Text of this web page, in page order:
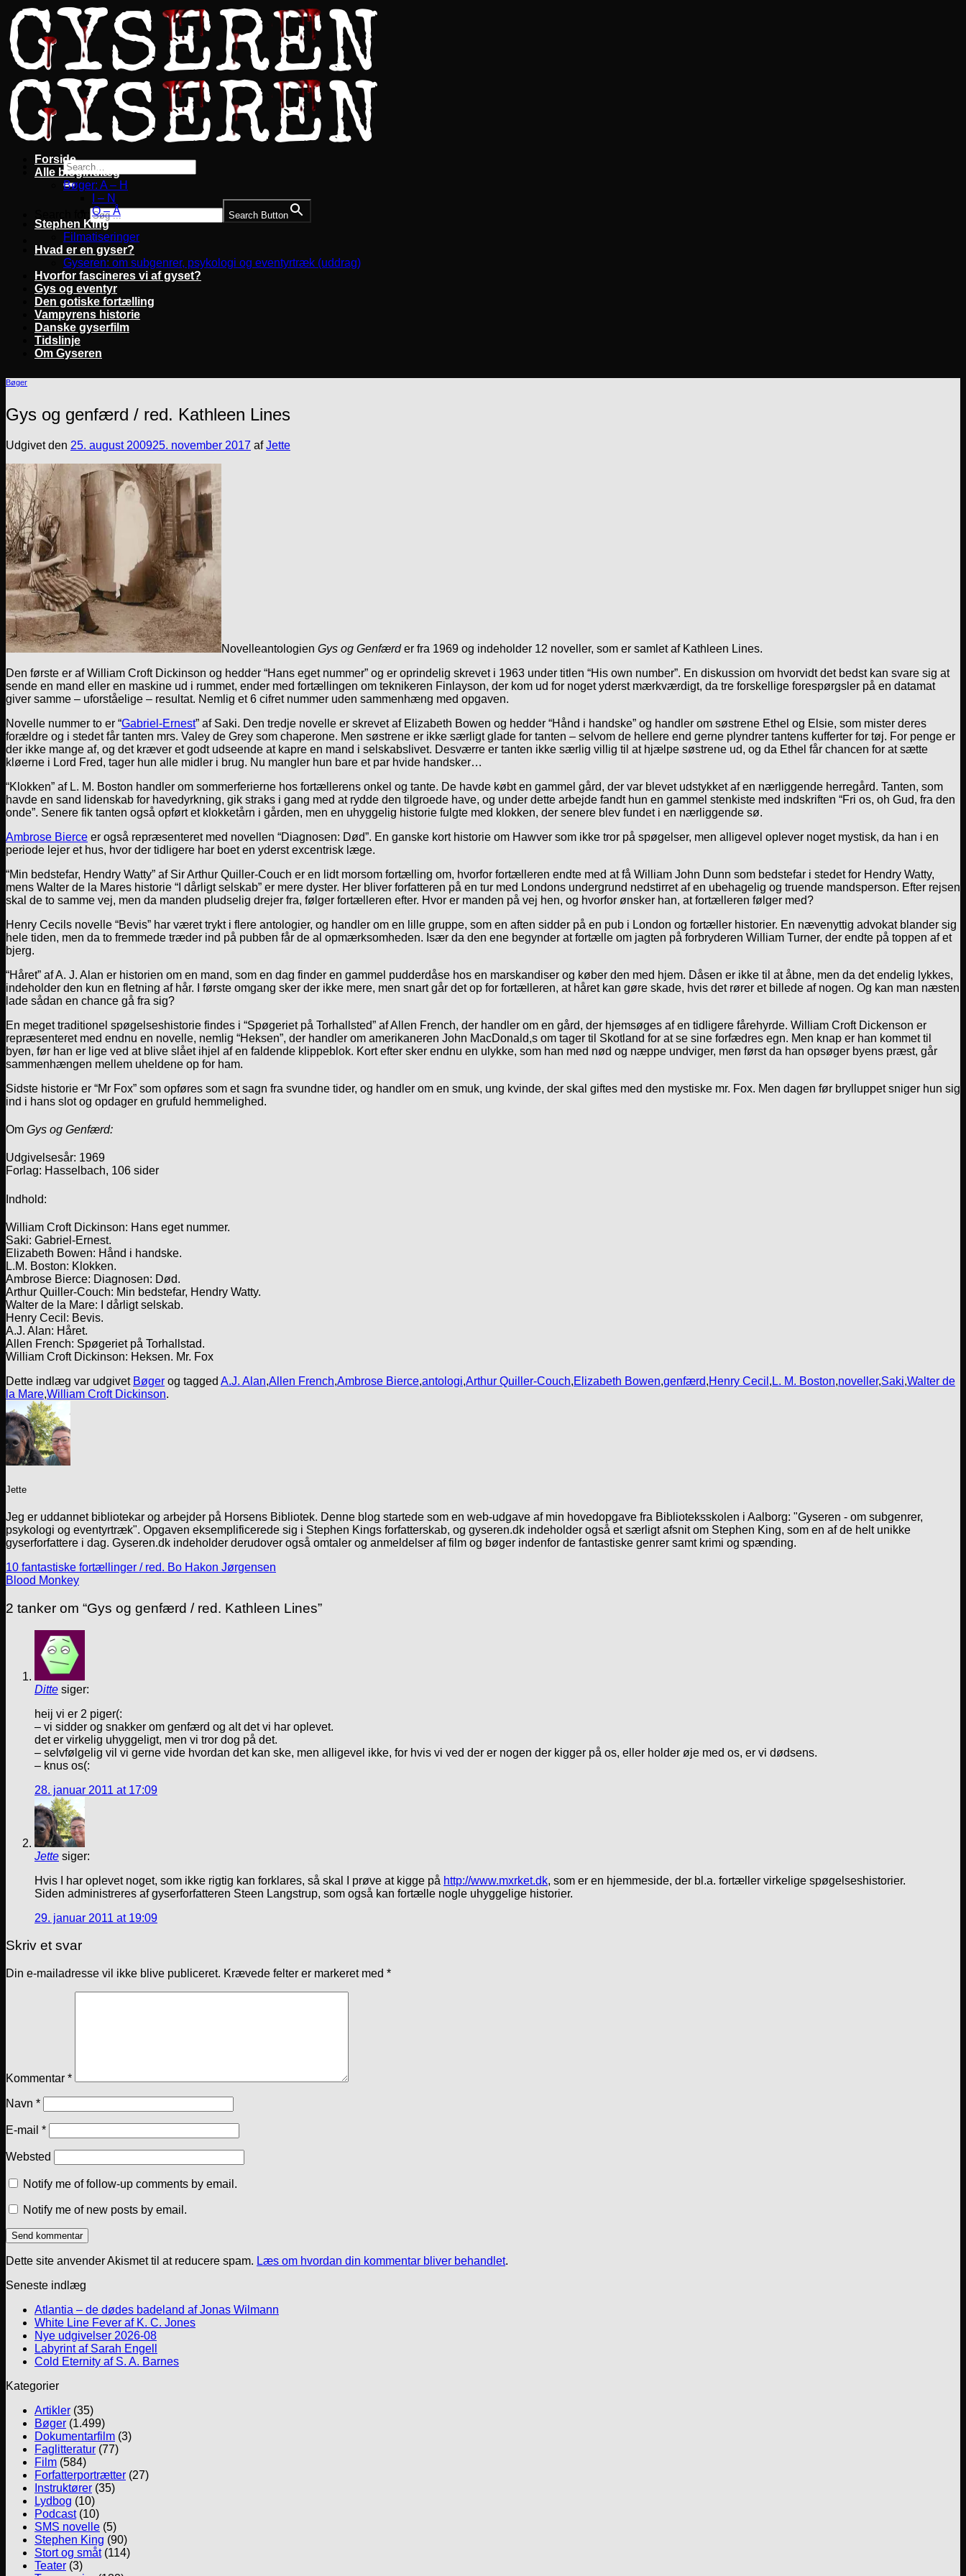
Fortsæt
til
indhold
Search Button
Forside
Alle blogindlæg
Bøger: A – H
I – N
O – Å
Stephen King
Filmatiseringer
Hvad er en gyser?
Gyseren: om subgenrer, psykologi og eventyrtræk (uddrag)
Hvorfor fascineres vi af gyset?
Gys og eventyr
Den gotiske fortælling
Vampyrens historie
Danske gyserfilm
Tidslinje
Om Gyseren
Bøger
Gys og genfærd / red. Kathleen Lines
Udgivet den 25. august 200925. november 2017 afJette
Novelleantologien Gys og Genfærder fra 1969 og indeholder 12 noveller, som er samlet af Kathleen Lines.
Den første er af William Croft Dickinson og hedder “Hans eget nummer” og er oprindelig skrevet i 1963 under titlen “His own number”. En diskussion om hvorvidt det bedst kan svare sig at
sende en mand eller en maskine ud i rummet, ender med fortællingen om teknikeren Finlayson, der kom ud for noget yderst mærkværdigt, da tre forskellige forespørgsler på en datamat
giver samme – uforståelige – resultat. Nemlig et 6 cifret nummer uden sammenhæng med opgaven.
Novelle nummer to er “Gabriel-Ernest” af Saki. Den tredje novelle er skrevet af Elizabeth Bowen og hedder “Hånd i handske” og handler om søstrene Ethel og Elsie, som mister deres
forældre og i stedet får tanten mrs. Valey de Grey som chaperone. Men søstrene er ikke særligt glade for tanten – selvom de hellere end gerne plyndrer tantens kufferter for tøj. For penge er
der ikke mange af, og det kræver et godt udseende at kapre en mand i selskabslivet. Desværre er tanten ikke særlig villig til at hjælpe søstrene ud, og da Ethel får chancen for at sætte
kløerne i Lord Fred, tager hun alle midler i brug. Nu mangler hun bare et par hvide handsker…
“Klokken” af L. M. Boston handler om sommerferierne hos fortællerens onkel og tante. De havde købt en gammel gård, der var blevet udstykket af en nærliggende herregård. Tanten, som
havde en sand lidenskab for havedyrkning, gik straks i gang med at rydde den tilgroede have, og under dette arbejde fandt hun en gammel stenkiste med indskriften “Fri os, oh Gud, fra den
onde”. Senere fik tanten også opført et klokketårn i gården, men en uhyggelig historie fulgte med klokken, der senere blev fundet i en nærliggende sø.
Ambrose Bierce er også repræsenteret med novellen “Diagnosen: Død”. En ganske kort historie om Hawver som ikke tror på spøgelser, men alligevel oplever noget mystisk, da han i en
periode lejer et hus, hvor der tidligere har boet en yderst excentrisk læge.
“Min bedstefar, Hendry Watty” af Sir Arthur Quiller-Couch er en lidt morsom fortælling om, hvorfor fortælleren endte med at få William John Dunn som bedstefar i stedet for Hendry Watty,
mens Walter de la Mares historie “I dårligt selskab” er mere dyster. Her bliver forfatteren på en tur med Londons undergrund nedstirret af en ubehagelig og truende mandsperson. Efter rejsen
skal de to samme vej, men da manden pludselig drejer fra, følger fortælleren efter. Hvor er manden på vej hen, og hvorfor ønsker han, at fortælleren følger med?
Henry Cecils novelle “Bevis” har været trykt i flere antologier, og handler om en lille gruppe, som en aften sidder på en pub i London og fortæller historier. En nævenyttig advokat blander sig
hele tiden, men da to fremmede træder ind på pubben får de al opmærksomheden. Især da den ene begynder at fortælle om jagten på forbryderen William Turner, der endte på toppen af et
bjerg.
“Håret” af A. J. Alan er historien om en mand, som en dag finder en gammel pudderdåse hos en marskandiser og køber den med hjem. Dåsen er ikke til at åbne, men da det endelig lykkes,
indeholder den kun en fletning af hår. I første omgang sker der ikke mere, men snart går det op for fortælleren, at håret kan gøre skade, hvis det rører et billede af nogen. Og kan man næsten
lade sådan en chance gå fra sig?
En meget traditionel spøgelseshistorie findes i “Spøgeriet på Torhallsted” af Allen French, der handler om en gård, der hjemsøges af en tidligere fårehyrde. William Croft Dickenson er
repræsenteret med endnu en novelle, nemlig “Heksen”, der handler om amerikaneren John MacDonald,s om tager til Skotland for at se sine forfædres egn. Men knap er han kommet til
byen, før han er lige ved at blive slået ihjel af en faldende klippeblok. Kort efter sker endnu en ulykke, som han med nød og næppe undviger, men først da han opsøger byens præst, går
sammenhængen mellem uheldene op for ham.
Sidste historie er “Mr Fox” som opføres som et sagn fra svundne tider, og handler om en smuk, ung kvinde, der skal giftes med den mystiske mr. Fox. Men dagen før brylluppet sniger hun sig
ind i hans slot og opdager en grufuld hemmelighed.
Om Gys og Genfærd:
Udgivelsesår: 1969
Forlag: Hasselbach, 106 sider
Indhold:
William Croft Dickinson: Hans eget nummer.
Saki: Gabriel-Ernest.
Elizabeth Bowen: Hånd i handske.
L.M. Boston: Klokken.
Ambrose Bierce: Diagnosen: Død.
Arthur Quiller-Couch: Min bedstefar, Hendry Watty.
Walter de la Mare: I dårligt selskab.
Henry Cecil: Bevis.
A.J. Alan: Håret.
Allen French: Spøgeriet på Torhallstad.
William Croft Dickinson: Heksen. Mr. Fox
Dette indlæg var udgivet Bøger og tagged A.J. Alan,Allen French,Ambrose Bierce,antologi,Arthur Quiller-Couch,Elizabeth Bowen,genfærd,Henry Cecil , L. M. Boston,noveller,Saki,Walter de
la Mare,William Croft Dickinson.
Jette
Jeg er uddannet bibliotekar og arbejder på Horsens Bibliotek. Denne blog startede som en web-udgave af min hovedopgave fra Biblioteksskolen i Aalborg: "Gyseren - om subgenrer,
psykologi og eventyrtræk". Opgaven eksemplificerede sig i Stephen Kings forfatterskab, og gyseren.dk indeholder også et særligt afsnit om Stephen King, som en af de helt unikke
gyserforfattere i dag. Gyseren.dk indeholder derudover også omtaler og anmeldelser af film og bøger indenfor de fantastiske genrer samt krimi og spænding.
10 fantastiske fortællinger / red. Bo Hakon Jørgensen
Blood Monkey
2 tanker om “Gys og genfærd / red. Kathleen Lines”
Ditte siger:
heij vi er 2 piger(:
– vi sidder og snakker om genfærd og alt det vi har oplevet.
det er virkelig uhyggeligt, men vi tror dog på det.
– selvfølgelig vil vi gerne vide hvordan det kan ske, men alligevel ikke, for hvis vi ved der er nogen der kigger på os, eller holder øje med os, er vi dødsens.
– knus os(:
28. januar 2011 at 17:09
Jette siger:
Hvis I har oplevet noget, som ikke rigtig kan forklares, så skal I prøve at kigge på http://www.mxrket.dk, som er en hjemmeside, der bl.a. fortæller virkelige spøgelseshistorier.
Siden administreres af gyserforfatteren Steen Langstrup, som også kan fortælle nogle uhyggelige historier.
29. januar 2011 at 19:09
Skriv et svar
Din e-mailadresse vil ikke blive publiceret. Krævede felter er markeret med *
Kommentar *
Navn *
E-mail *
Websted
Notify me of follow-up comments by email.
Notify me of new posts by email.
Dette site anvender Akismet til at reducere spam. Læs om hvordan din kommentar bliver behandlet.
Seneste indlæg
Atlantia – de dødes badeland af Jonas Wilmann
White Line Fever af K. C. Jones
Nye udgivelser 2026-08
Labyrint af Sarah Engell
Cold Eternity af S. A. Barnes
Kategorier
Artikler (35)
Bøger (1.499)
Dokumentarfilm (3)
Faglitteratur (77)
Film (584)
Forfatterportrætter (27)
Instruktører (35)
Lydbog (10)
Podcast(10)
SMS novelle (5)
Stephen King (90)
Stort og småt(114)
Teater (3)